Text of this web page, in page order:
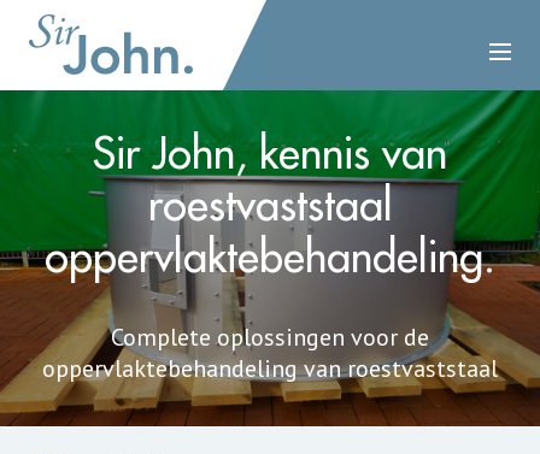
Sir John, kennis van
roestvaststaal
oppervlaktebehandeling.
Complete oplossingen voor de
oppervlaktebehandeling van roestvaststaal